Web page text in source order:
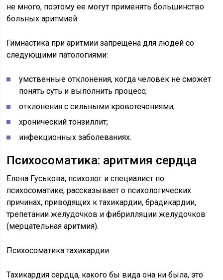
не много, поэтому ее могут применять большинство
больных аритмией.
Гимнастика при аритмии запрещена для людей со
следующими патологиями:
умственные отклонения, когда человек не сможет
понять суть и выполнить процесс;
отклонения с сильными кровотечениями;
хронический тонзиллит;
инфекционных заболеваниях.
Психосоматика: аритмия сердца
Елена Гуськова, психолог и специалист по
психосоматике, рассказывает о психологических
причинах, приводящих к тахикардии, брадикардии,
трепетании желудочков и фибрилляции желудочков
(мерцательная аритмия).
Психосоматика тахикардии
Тахикардия сердца, какого бы вида она ни была, это